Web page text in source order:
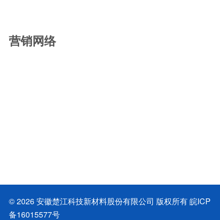
营销网络
© 2026 安徽楚江科技新材料股份有限公司 版权所有皖ICP
备16015577号